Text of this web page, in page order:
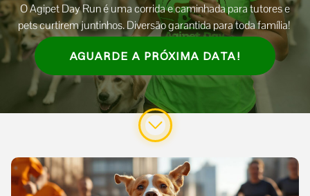
O Agipet Day Run é uma corrida e caminhada para tutores e
pets curtirem juntinhos. Diversão garantida para toda família!
AGUARDE A PRÓXIMA DATA!